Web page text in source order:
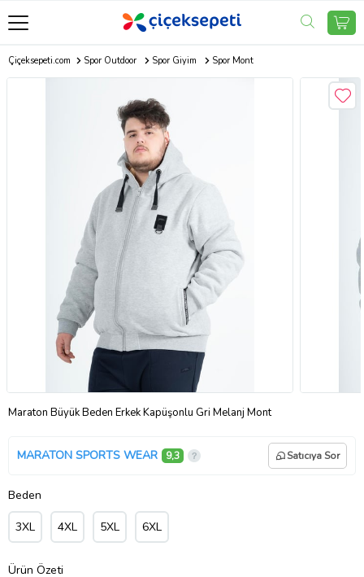
Çiçeksepeti.com Spor Outdoor Spor Giyim Spor Mont
Maraton Büyük Beden Erkek Kapüşonlu Gri Melanj Mont
MARATON SPORTS WEAR 9,3 Satıcıya Sor
Beden
3XL 4XL 5XL 6XL
Ürün Özeti